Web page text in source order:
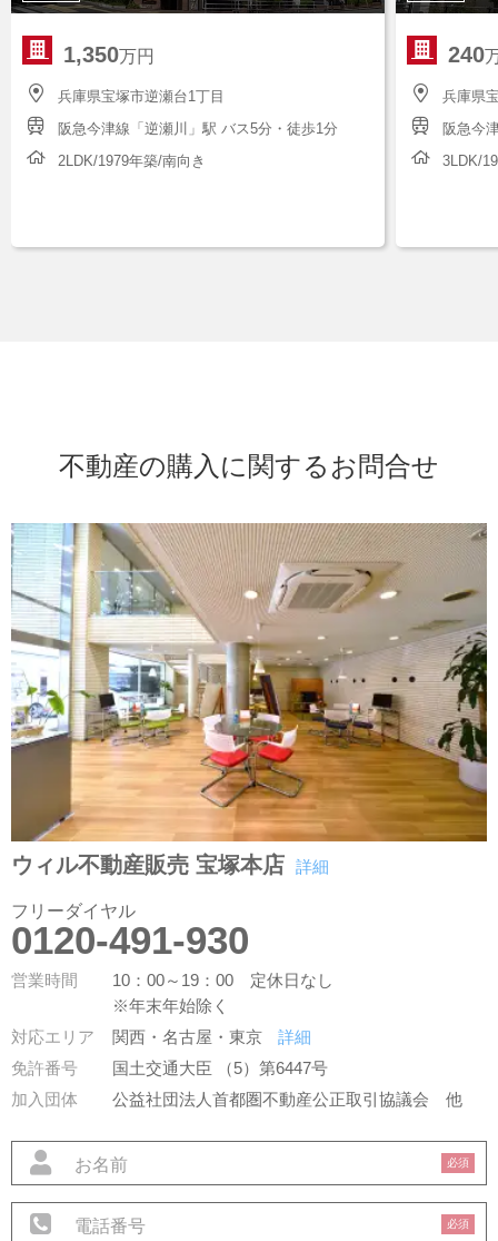
1,350万円
兵庫県宝塚市逆瀬台1丁目
阪急今津線「逆瀬川」駅 バス5分・徒歩1分
2LDK/1979年築/南向き
240
兵庫県
阪急今
3LDK/
不動産の購入に関するお問合せ
ウィル不動産販売 宝塚本店 詳細
フリーダイヤル
0120-491-930
営業時間
10：00～19：00 定休日なし
※年末年始除く
対応エリア
関西・名古屋・東京
詳細
免許番号
国土交通大臣 （5）第6447号
加入団体
公益社団法人首都圏不動産公正取引協議会他
必須
必須